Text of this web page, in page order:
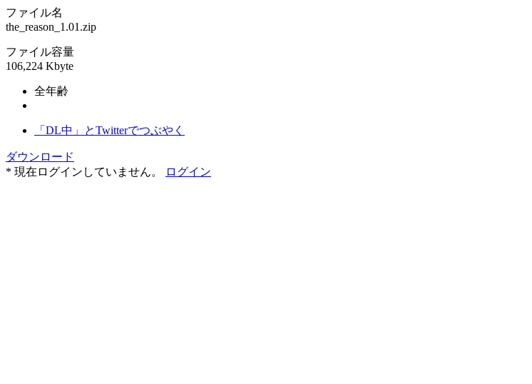
ファイル名
the_reason_1.01.zip
ファイル容量
106,224 Kbyte
全年齢
「DL中」とTwitterでつぶやく
ダウンロード
* 現在ログインしていません。
ログイン